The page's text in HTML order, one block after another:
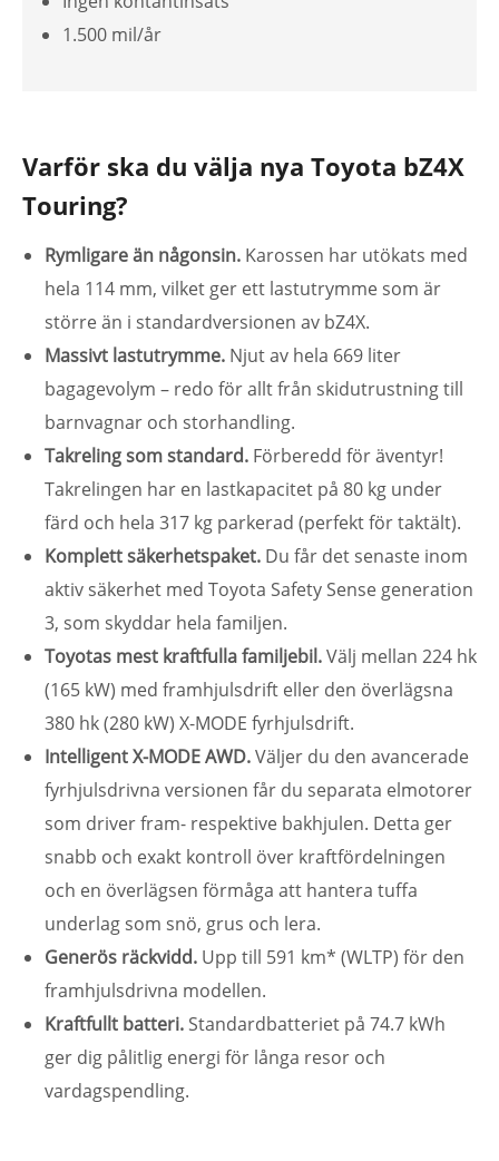
1.500 mil/år
Varför ska du välja nya Toyota bZ4X
Touring?
Rymligare än någonsin. Karossen har utökats med
hela 114 mm, vilket ger ett lastutrymme som är
större än i standardversionen av bZ4X.
Massivt lastutrymme. Njut av hela 669 liter
bagagevolym – redo för allt från skidutrustning till
barnvagnar och storhandling.
Takreling som standard. Förberedd för äventyr!
Takrelingen har en lastkapacitet på 80 kg under
färd och hela 317 kg parkerad (perfekt för taktält).
Komplett säkerhetspaket. Du får det senaste inom
aktiv säkerhet med Toyota Safety Sense generation
3, som skyddar hela familjen.
Toyotas mest kraftfulla familjebil.Välj mellan 224 hk
(165 kW) med framhjulsdrift eller den överlägsna
380 hk (280 kW) X-MODE fyrhjulsdrift.
Intelligent X-MODE AWD.Väljer du den avancerade
fyrhjulsdrivna versionen får du separata elmotorer
som driver fram- respektive bakhjulen. Detta ger
snabb och exakt kontroll över kraftfördelningen
och en överlägsen förmåga att hantera tuffa
underlag som snö, grus och lera.
Generös räckvidd. Upp till 591 km* (WLTP) för den
framhjulsdrivna modellen.
Kraftfullt batteri. Standardbatteriet på 74.7 kWh
ger dig pålitlig energi för långa resor och
vardagspendling.